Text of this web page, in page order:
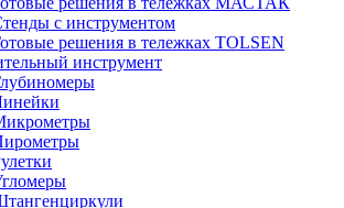
с инструментом
решения в тележках TOLSEN
инструмент